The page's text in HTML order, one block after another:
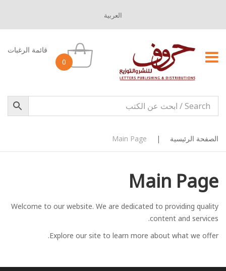
العربية
0
قائمة الرغبات
الصفحة الرئيسية |
Main Page
Main Page
Welcome to our website. We are dedicated to providing quality
content and services.
Explore our site to learn more about what we offer.